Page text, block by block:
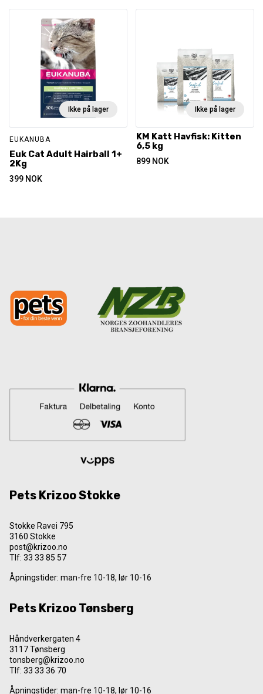
Ikke på lager
EUKANUBA
Euk Cat Adult Hairball 1+
2Kg
399 NOK
Ikke på lager
KM Katt Havfisk: Kitten
6,5 kg
899 NOK
Pets Krizoo Stokke
Stokke Ravei 795
3160 Stokke
post@krizoo.no
Tlf: 33 33 85 57
Åpningstider: man-fre 10-18, lør 10-16
Pets Krizoo Tønsberg
Håndverkergaten 4
3117 Tønsberg
tonsberg@krizoo.no
Tlf: 33 33 36 70
Åpningstider: man-fre 10-18, lør 10-16